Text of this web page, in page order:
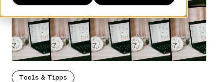
Tools & Tipps